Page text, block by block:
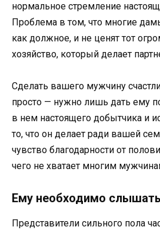
нормальное стремление
Проблема в том, что многие
как должное, и не ценят тот
хозяйство, который делает
Сделать вашего мужчину
просто — нужно лишь дать ему
в нем настоящего добытчика и
то, что он делает ради вашей
чувство благодарности от
чего не хватает многим
Ему необходимо
Представители сильного пола